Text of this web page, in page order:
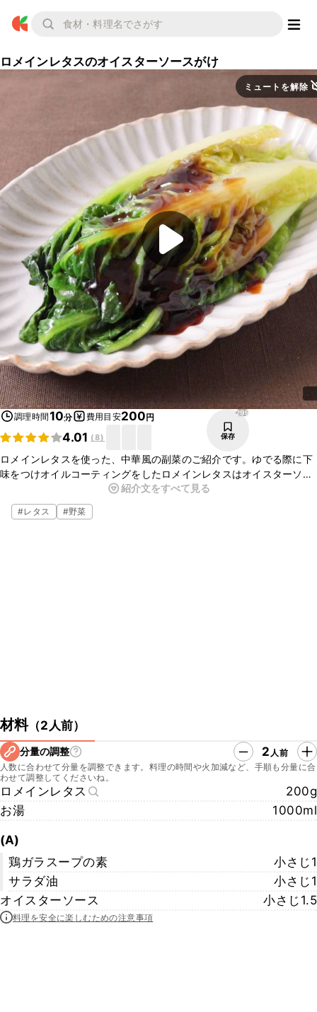
ロメインレタスのオイスターソースがけ
ミュートを解除
調理時間10分 費用目安200円
4.01 (8)
299
保存
ロメインレタスを使った、中華風の副菜のご紹介です。ゆでる際に下
味をつけオイルコーティングをしたロメインレタスはオイスターソー
スをかけるだけでシャキシャキとおいしい一品になります。簡単なの
でぜひ作ってみてくださいね。
紹介文をすべて見る
#レタス #野菜
材料（2人前）
分量の調整 2 人前
人数に合わせて分量を調整できます。料理の時間や火加減など、手順も分量に合
わせて調整してくださいね。
ロメインレタス
200g
お湯
1000ml
(A)
鶏ガラスープの素
小さじ1
サラダ油
小さじ1
オイスターソース
小さじ1.5
料理を安全に楽しむための注意事項